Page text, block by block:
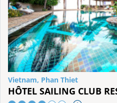
Vietnam, Phan Thiet
HÔTEL SAILING CLUB